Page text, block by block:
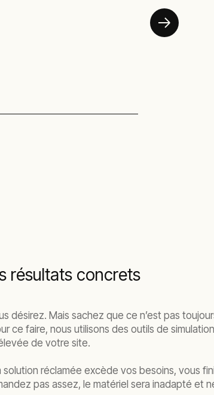
résultats concrets
désirez. Mais sachez que ce n’est pas
ce faire, nous utilisons des outils de
de votre site.
réclamée excède vos besoins, vous
pas assez, le matériel sera inadapté